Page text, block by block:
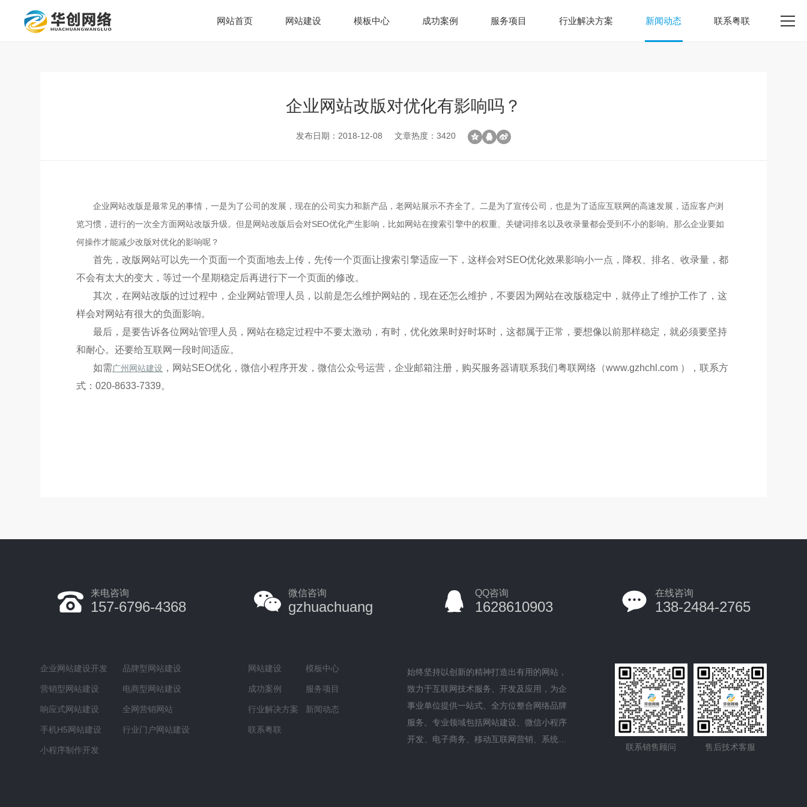
网站首页 网站建设 模板中心 成功案例 服务项目 行业解决方案 新闻动态 联系粤联
企业网站改版对优化有影响吗？
发布日期：2018-12-08 文章热度：3420
企业网站改版是最常见的事情，一是为了公司的发展，现在的公司实力和新产品，老网站展示不齐全了。二是为了宣传公司，也是为了适应互联网的高速发展，适应客户浏
览习惯，进行的一次全方面网站改版升级。但是网站改版后会对SEO优化产生影响，比如网站在搜索引擎中的权重、关键词排名以及收录量都会受到不小的影响。那么企业要如
何操作才能减少改版对优化的影响呢？
首先，改版网站可以先一个页面一个页面地去上传，先传一个页面让搜索引擎适应一下，这样会对SEO优化效果影响小一点，降权、排名、收录量，都
不会有太大的变大，等过一个星期稳定后再进行下一个页面的修改。
其次，在网站改版的过过程中，企业网站管理人员，以前是怎么维护网站的，现在还怎么维护，不要因为网站在改版稳定中，就停止了维护工作了，这
样会对网站有很大的负面影响。
最后，是要告诉各位网站管理人员，网站在稳定过程中不要太激动，有时，优化效果时好时坏时，这都属于正常，要想像以前那样稳定，就必须要坚持
和耐心。还要给互联网一段时间适应。
如需广州网站建设 ，网站SEO优化，微信小程序开发，微信公众号运营，企业邮箱注册，购买服务器请联系我们粤联网络（www.gzhchl.com ），联系方
式：020-8633-7339。
来电咨询
157-6796-4368
微信咨询
gzhuachuang
QQ咨询
1628610903
在线咨询
138-2484-2765
企业网站建设开发 品牌型网站建设
营销型网站建设 电商型网站建设
响应式网站建设 全网营销网站
手机H5网站建设 行业门户网站建设
小程序制作开发
网站建设 模板中心
成功案例 服务项目
行业解决方案 新闻动态
联系粤联
始终坚持以创新的精神打造出有用的网站，
致力于互联网技术服务、开发及应用，为企
事业单位提供一站式、全方位整合网络品牌
服务。专业领域包括网站建设、微信小程序
开发、电子商务、移动互联网营销、系统平
联系销售顾问 售后技术客服